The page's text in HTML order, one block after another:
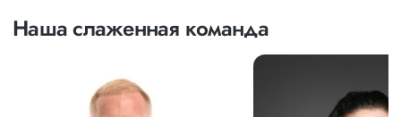
Наша слаженная команда